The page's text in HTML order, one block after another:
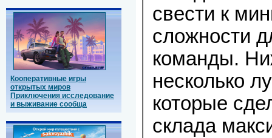
Кооперативные игры
открытых миров
Приключения исследование
и выживание сообща
свести к
сложности
команды.
несколько
которые
склада